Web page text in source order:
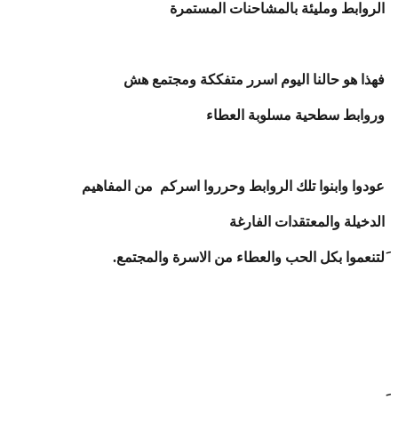
الروابط ومليئة بالمشاحنات المستمرة
فهذا هو حالنا اليوم اسرر متفككة ومجتمع هش
وروابط سطحية مسلوبة العطاء
عودوا وابنوا تلك الروابط وحرروا اسركم من المفاهيم
الدخيلة والمعتقدات الفارغة
َلتنعموا بكل الحب والعطاء من الاسرة والمجتمع.